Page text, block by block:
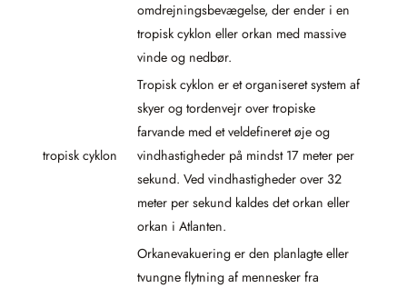
omdrejningsbevægelse, der ender i en
tropisk cyklon eller orkan med massive
vinde og nedbør.
tropisk cyklon
Tropisk cyklon er et organiseret system af
skyer og tordenvejr over tropiske
farvande med et veldefineret øje og
vindhastigheder på mindst 17 meter per
sekund. Ved vindhastigheder over 32
meter per sekund kaldes det orkan eller
orkan i Atlanten.
Orkanevakuering er den planlagte eller
tvungne flytning af mennesker fra